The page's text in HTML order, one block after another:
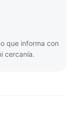
que informa con
cercanía.